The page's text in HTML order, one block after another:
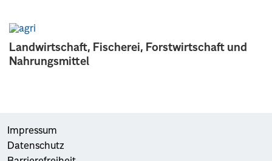
Landwirtschaft, Fischerei, Forstwirtschaft und
Nahrungsmittel
Impressum
Datenschutz